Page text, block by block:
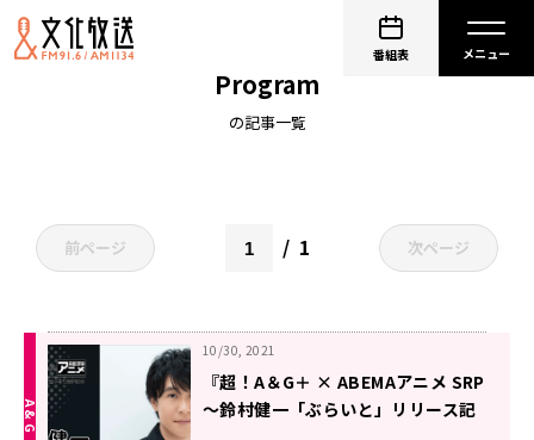
番組表
超！A&G＋ × ABEMAアニメ Special Radio
Program
の記事一覧
前ページ 1 次ページ
10/30, 2021
『超！A＆G＋ × ABEMAアニメ SRP
～鈴村健一「ぶらいと」リリース記